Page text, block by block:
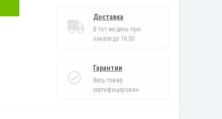
Доставка
В тот же день при
заказе до 16:00
Гарантии
Весь товар
сертифицирован